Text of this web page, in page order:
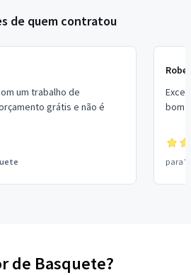
de quem contratou
um trabalho de
grátis e não é
bom
para
de Basquete?